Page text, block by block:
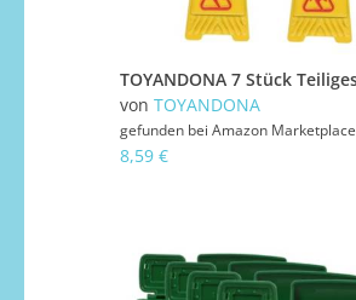
von TOYANDONA
gefunden bei Amazon Marketplace
8,59 €